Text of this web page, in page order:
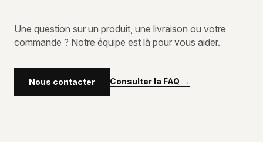
Une question sur un produit, une livraison ou votre
commande ? Notre équipe est là pour vous aider.
Nous contacter Consulter la FAQ →